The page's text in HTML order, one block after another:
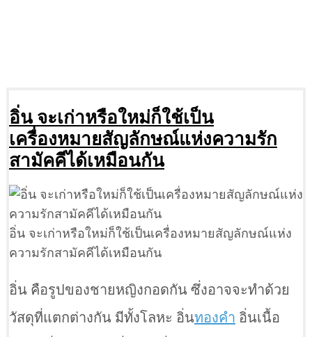
อิ่น จะเก่าหรือใหม่ก็ใช้เป็น
เครื่องหมายสัญลักษณ์แห่งความรัก
สามัคคีได้เหมือนกัน
อิ่น จะเก่าหรือใหม่ก็ใช้เป็นเครื่องหมายสัญลักษณ์แห่ง
ความรักสามัคคีได้เหมือนกัน
อิ่น คือรูปของชายหญิงกอดกัน ซึ่งอาจจะทำด้วย
วัสดุที่แตกต่างกัน มีทั้งโลหะ อิ่นทองคำ อิ่นเนื้อ